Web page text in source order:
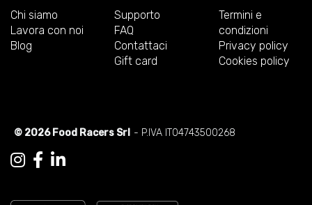
Chi siamo
Lavora con noi
Blog
Supporto
FAQ
Contattaci
Gift card
Termini e
condizioni
Privacy policy
Cookies policy
© 2026 Food Racers Srl - P.IVA IT04743500268